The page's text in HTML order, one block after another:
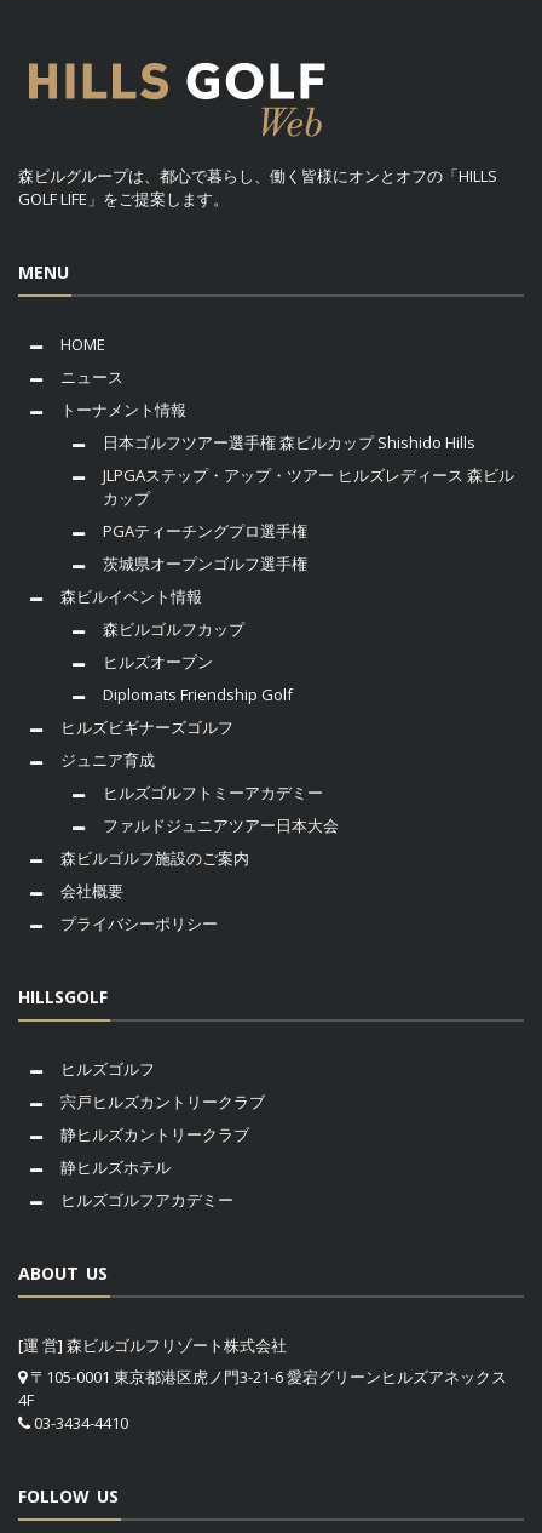
森ビルグループは、都心で暮らし、働く皆様にオンとオフの「HILLS
GOLF LIFE」をご提案します。
MENU
HOME
ニュース
トーナメント情報
日本ゴルフツアー選手権 森ビルカップ Shishido Hills
JLPGAステップ・アップ・ツアー ヒルズレディース 森ビル
カップ
PGAティーチングプロ選手権
茨城県オープンゴルフ選手権
森ビルイベント情報
森ビルゴルフカップ
ヒルズオープン
Diplomats Friendship Golf
ヒルズビギナーズゴルフ
ジュニア育成
ヒルズゴルフトミーアカデミー
ファルドジュニアツアー日本大会
森ビルゴルフ施設のご案内
会社概要
プライバシーポリシー
HILLSGOLF
ヒルズゴルフ
宍戸ヒルズカントリークラブ
静ヒルズカントリークラブ
静ヒルズホテル
ヒルズゴルフアカデミー
ABOUT US
[運 営] 森ビルゴルフリゾート株式会社
〒105-0001 東京都港区虎ノ門3-21-6 愛宕グリーンヒルズアネックス
4F
03-3434-4410
FOLLOW US